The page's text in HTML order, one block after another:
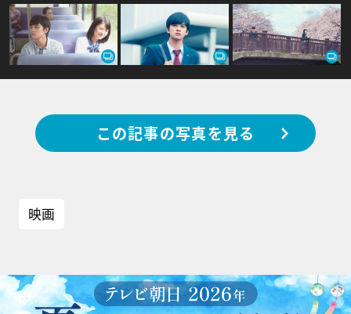
この記事の写真を見る
映画